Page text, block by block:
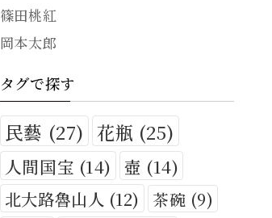
篠田桃紅
岡本太郎
タグで探す
民藝 (27) 花瓶 (25)
人間国宝 (14) 壺 (14)
北大路魯山人 (12) 茶碗 (9)